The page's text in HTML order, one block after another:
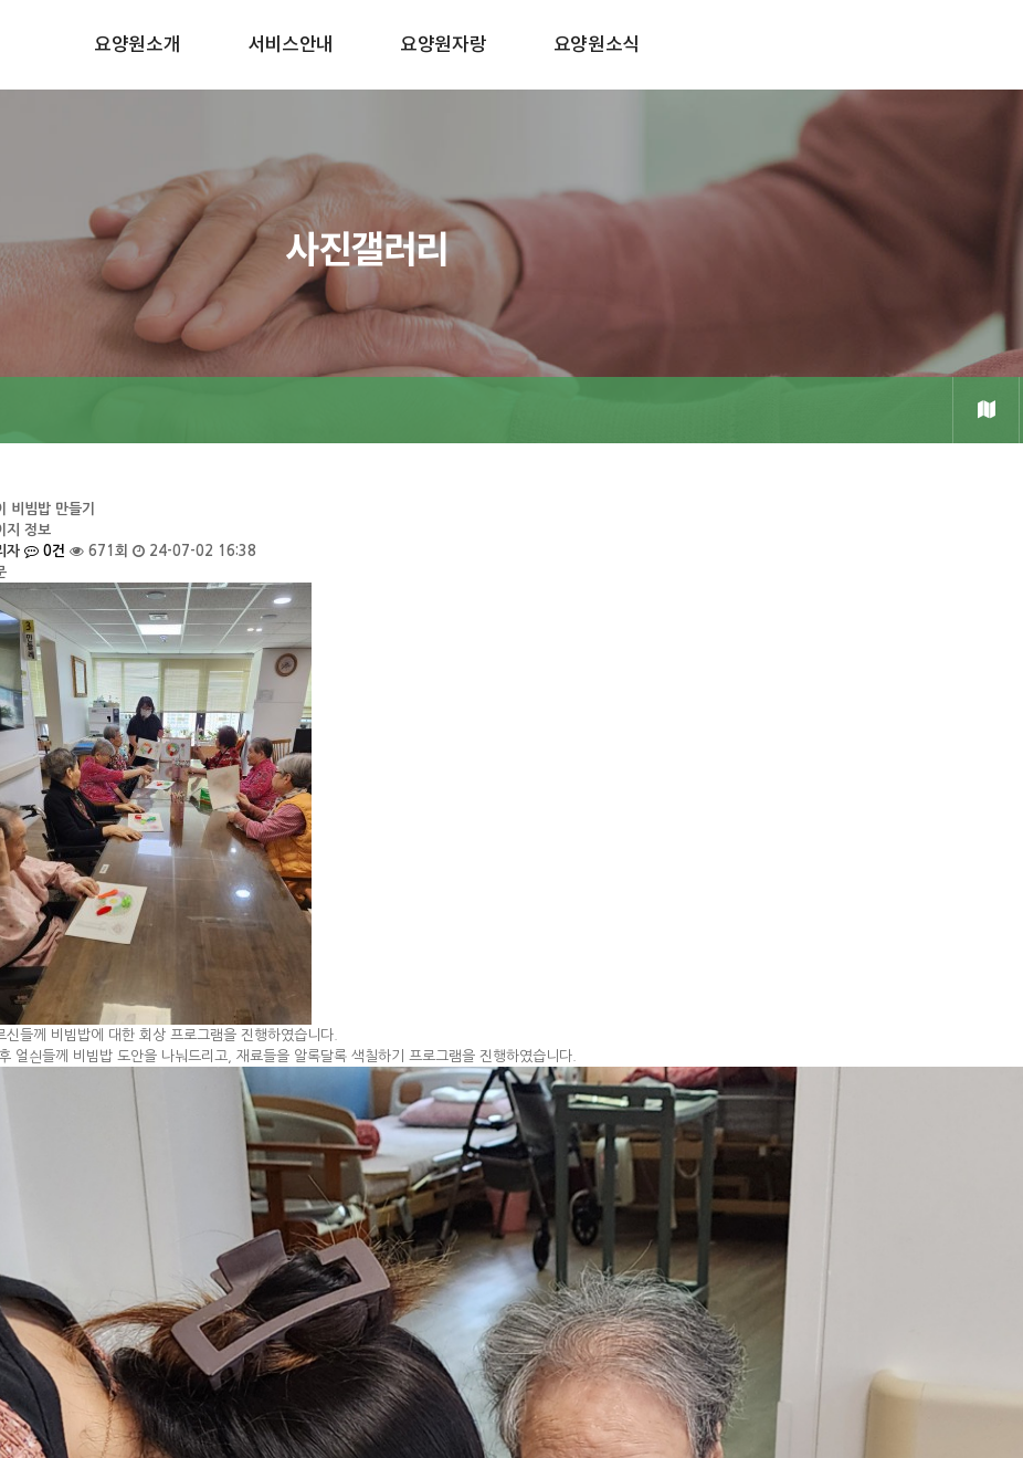
요양원소개 서비스안내 요양원자랑 요양원소식
사진갤러리
비빔밥 만들기
지 정보
자
0건 671회
24-07-02 16:38
신들께 비빔밥에 대한 회상 프로그램을 진행하였습니다.
얼싄들께 비빔밥 도안을 나눠드리고, 재료들을 알록달록 색칠하기 프로그램을 진행하였습니다.